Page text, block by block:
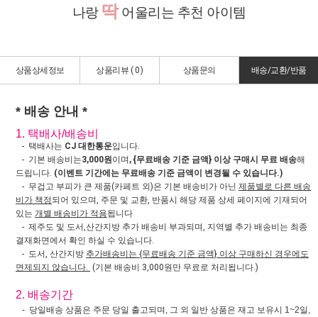
나랑 딱어울리는 추천 아이템
상품상세정보 상품리뷰 (0) 상품문의 배송/교환/반품
* 배송 안내 *
1. 택배사/배송비
- 택배사는 CJ 대한통운입니다.
- 기본 배송비는3,000원이며, {무료배송 기준 금액} 이상 구매시 무료 배송해
드립니다. (이벤트 기간에는 무료배송 기준 금액이 변경될 수 있습니다.)
- 무겁고 부피가 큰 제품(카페트 외)은 기본 배송비가 아닌 제품별로 다른 배송
비가 책정되어 있으며, 주문 및 교환, 반품시 해당 제품 상세 페이지에 기재되어
있는 개별 배송비가 적용됩니다
- 제주도 및 도서,산간지방 추가 배송비 부과되며, 지역별 추가 배송비는 최종
결재화면에서 확인 하실 수 있습니다.
- 도서, 산간지방 추가배송비는 {무료배송 기준 금액} 이상 구매하신 경우에도
면제되지 않습니다.
(기본 배송비 3,000원만 무료로 처리됩니다.)
2. 배송기간
- 당일배송 상품은 주문 당일 출고되며, 그 외 일반 상품은 재고 보유시 1~2일,